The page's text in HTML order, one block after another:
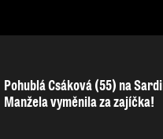
Pohublá Csáková (55) na
Manžela vyměnila za zajíčka!